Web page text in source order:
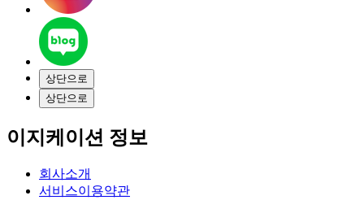
상단으로
상단으로
이지케이션 정보
회사소개
서비스이용약관